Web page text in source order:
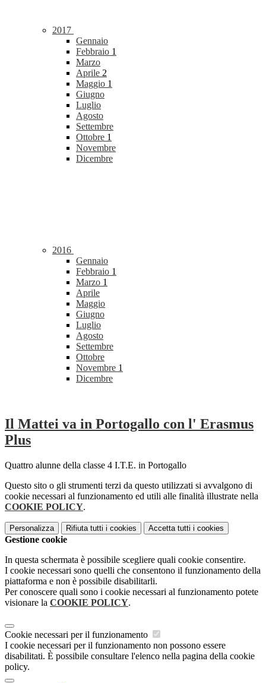
2017
Gennaio
Febbraio 1
Marzo
Aprile 2
Maggio 1
Giugno
Luglio
Agosto
Settembre
Ottobre 1
Novembre
Dicembre
2016
Gennaio
Febbraio 1
Marzo 1
Aprile
Maggio
Giugno
Luglio
Agosto
Settembre
Ottobre
Novembre 1
Dicembre
Il Mattei va in Portogallo con l' Erasmus
Plus
Quattro alunne della classe 4 I.T.E. in Portogallo
Questo sito o gli strumenti terzi da questo utilizzati si avvalgono di
cookie necessari al funzionamento ed utili alle finalità illustrate nella
COOKIE POLICY.
Personalizza Rifiuta tutti i cookies Accetta tutti i cookies
Gestione cookie
In questa schermata è possibile scegliere quali cookie consentire.
I cookie necessari sono quelli che consentono il funzionamento della
piattaforma e non è possibile disabilitarli.
Per conoscere quali sono i cookie necessari al funzionamento potete
visionare la COOKIE POLICY.
Cookie necessari per il funzionamento
I cookie necessari per il funzionamento non possono essere
disabilitati. È possibile consultare l'elenco nella pagina della cookie
policy.